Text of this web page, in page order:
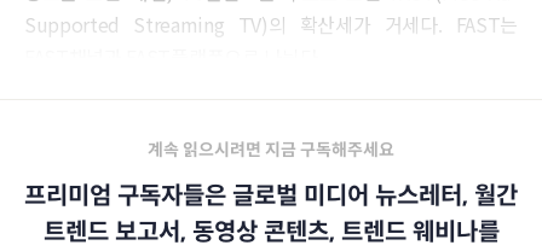
Supported Streaming TV)의 확산세가 거세다. FAST는
계속 읽으시려면 지금 구독해주세요
프리미엄 구독자들은 글로벌 미디어 뉴스레터, 월간
트렌드 보고서, 동영상 콘텐츠, 트렌드 웨비나를